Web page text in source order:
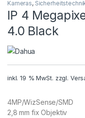
Kameras,
IP 4
4.0 Black
inkl. 19 % MwSt. zzgl.
4MP/WizSense/SMD
2,8 mm fix Objektiv